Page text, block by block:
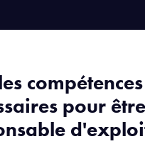
pour être